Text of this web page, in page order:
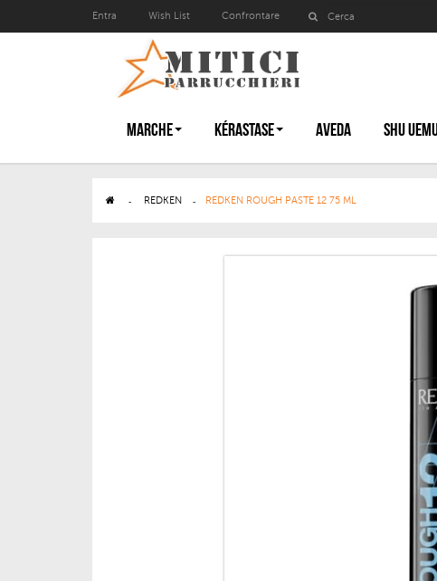
Entra Wish List Confrontare
MARCHE KÉRASTASE AVEDA SHU
> REDKEN > REDKEN ROUGH PASTE 12 75 ML